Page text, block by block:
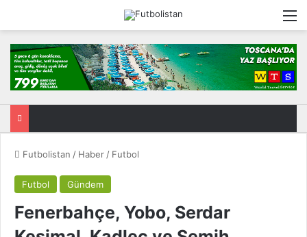
Futbolistan / Haber / Futbol
Futbol Gündem
Fenerbahçe, Yobo, Serdar